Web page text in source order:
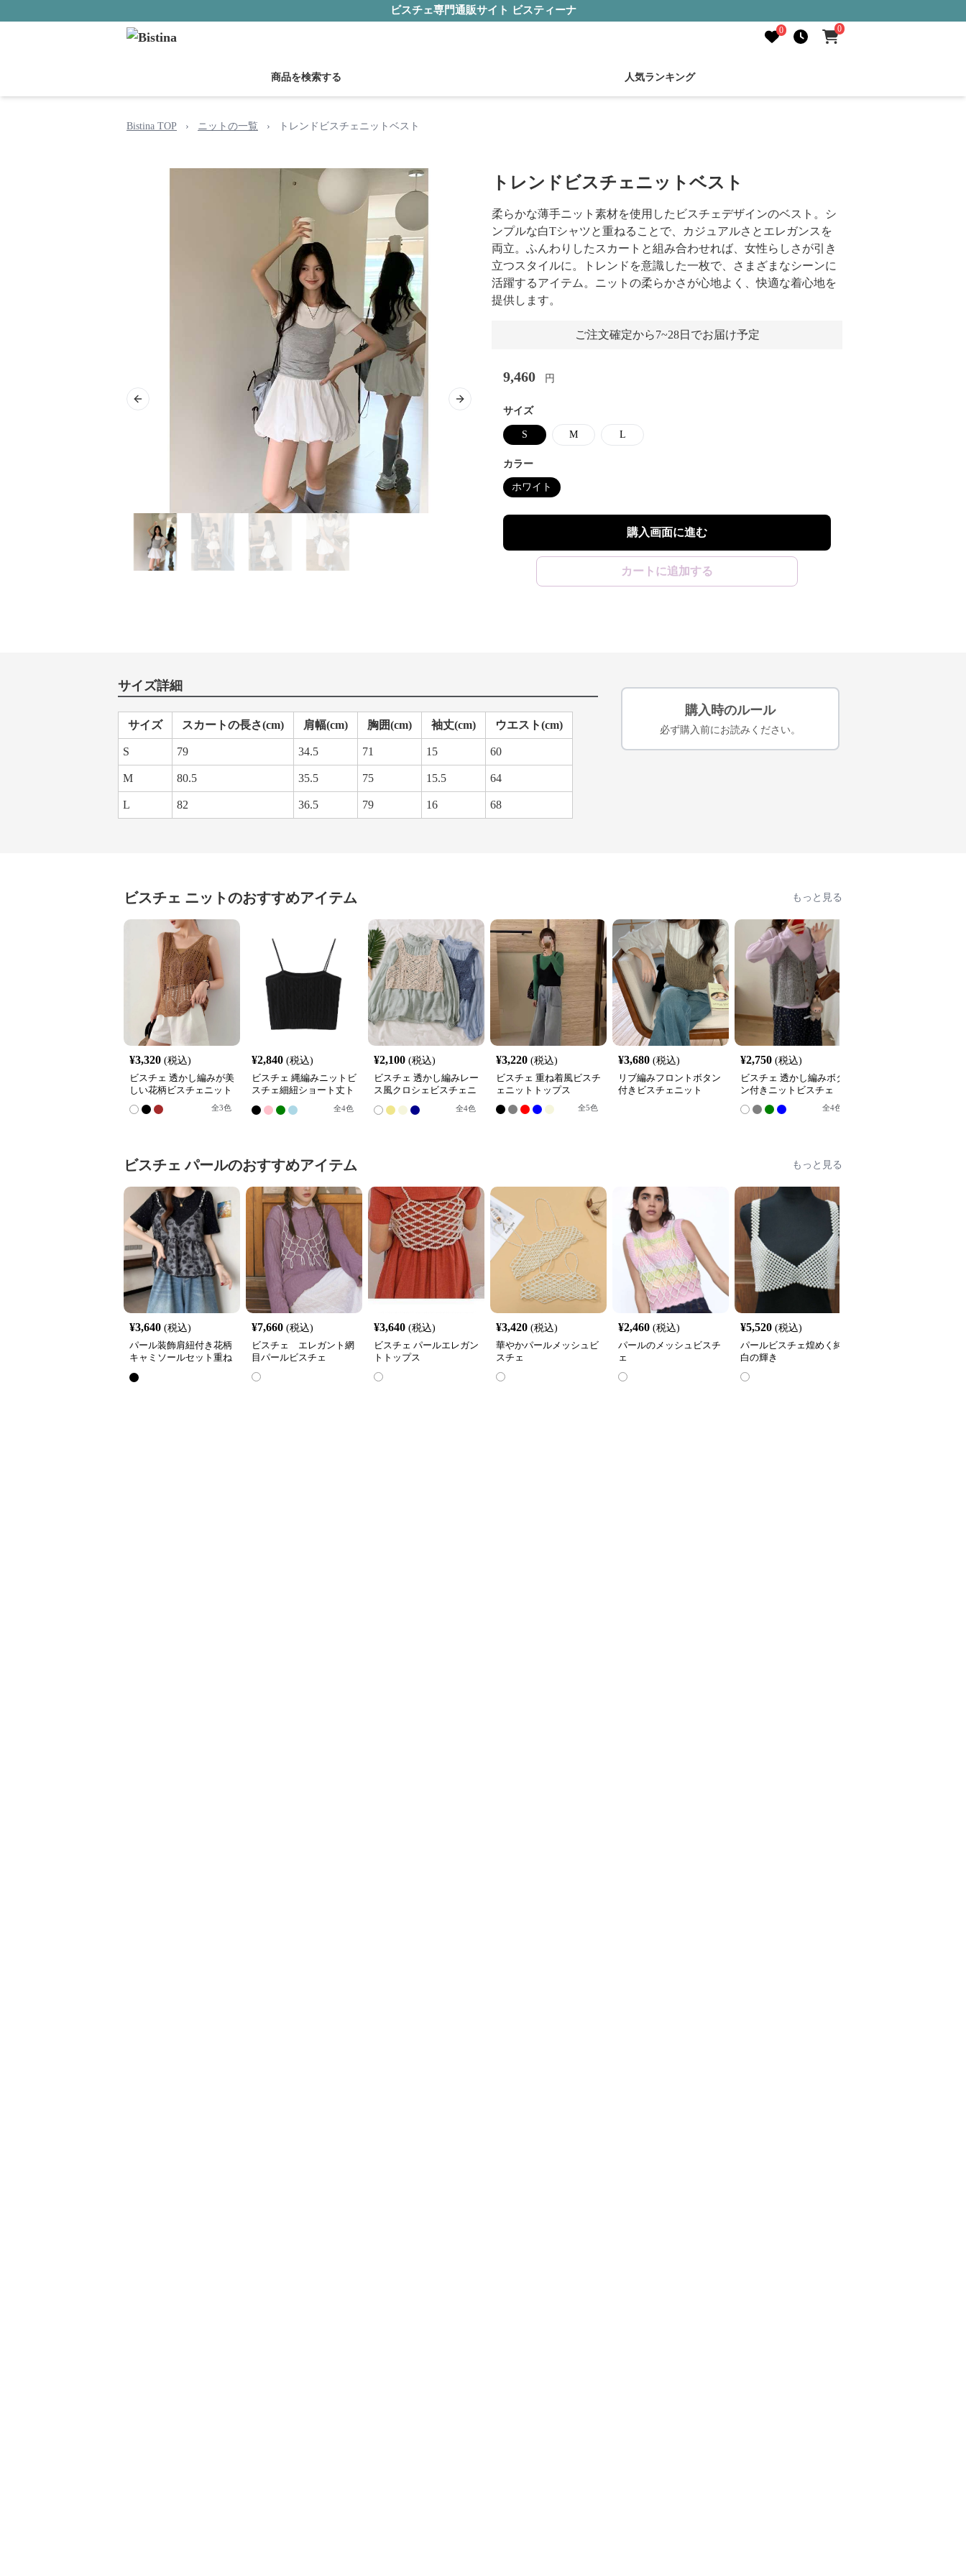
ビスチェ専門通販サイト ビスティーナ
0 0
商品を検索する 人気ランキング
Bistina TOP › ニットの一覧 › トレンドビスチェニットベスト
Previous slide Next slide
トレンドビスチェニットベスト
柔らかな薄手ニット素材を使用したビスチェデザインのベスト。シ
ンプルな白Tシャツと重ねることで、カジュアルさとエレガンスを
両立。ふんわりしたスカートと組み合わせれば、女性らしさが引き
立つスタイルに。トレンドを意識した一枚で、さまざまなシーンに
活躍するアイテム。ニットの柔らかさが心地よく、快適な着心地を
提供します。
ご注文確定から7~28日でお届け予定
9,460 円
サイズ
S M L
カラー
ホワイト
購入画面に進む
カートに追加する
サイズ詳細
サイズ スカートの長さ(cm) 肩幅(cm) 胸囲(cm) 袖丈(cm) ウエスト(cm)
S 79 34.5 71 15 60
M 80.5 35.5 75 15.5 64
L 82 36.5 79 16 68
購入時のルール
必ず購入前にお読みください。
ビスチェ ニットのおすすめアイテム もっと見る
¥3,320 (税込)
ビスチェ 透かし編みが美
しい花柄ビスチェニット
全3色
¥2,840 (税込)
ビスチェ 縄編みニットビ
スチェ細紐ショート丈ト
全4色
¥2,100 (税込)
ビスチェ 透かし編みレー
ス風クロシェビスチェニ
全4色
¥3,220 (税込)
ビスチェ 重ね着風ビスチ
ェニットトップス
全5色
¥3,680 (税込)
リブ編みフロントボタン
付きビスチェニット
¥2,750 (税込)
ビスチェ 透かし編みボタ
ン付きニットビスチェ
全4色
ビスチェ パールのおすすめアイテム もっと見る
¥3,640 (税込)
パール装飾肩紐付き花柄
キャミソールセット重ね
¥7,660 (税込)
ビスチェ エレガント網
目パールビスチェ
¥3,640 (税込)
ビスチェ パールエレガン
トトップス
¥3,420 (税込)
華やかパールメッシュビ
スチェ
¥2,460 (税込)
パールのメッシュビスチ
ェ
¥5,520 (税込)
パールビスチェ煌めく純
白の輝き